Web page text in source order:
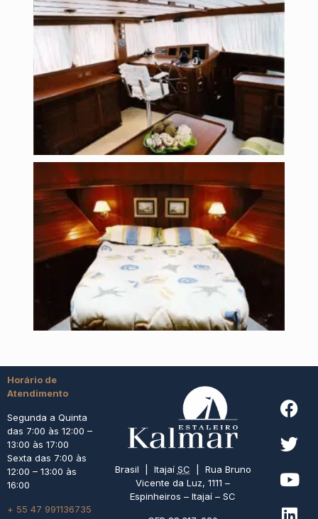
Horário de
Atendimento
Segunda a Quinta
das 7:00 às 12:00 –
13:00 às 17:00
Sexta das 7:00 às
12:00 – 13:00 às
16:00
+ 55 47 991136735
Brasil | Itajaí SC | Rua Bruno
Vicente da Luz, 1111 –
Espinheiros – Itajaí – SC